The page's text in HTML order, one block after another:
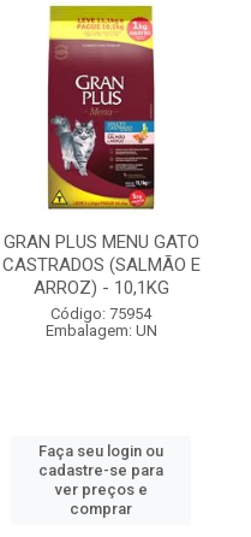
GRAN PLUS MENU GATO
CASTRADOS (SALMÃO E
ARROZ) - 10,1KG
Código: 75954
Embalagem: UN
Faça seu login ou
cadastre-se para
ver preços e
comprar